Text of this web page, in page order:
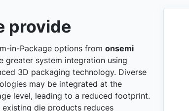
provide
in-Package options from onsemi
greater system integration using
3D packaging technology. Diverse
may be integrated at the
level, leading to a reduced footprint.
existing die products reduces